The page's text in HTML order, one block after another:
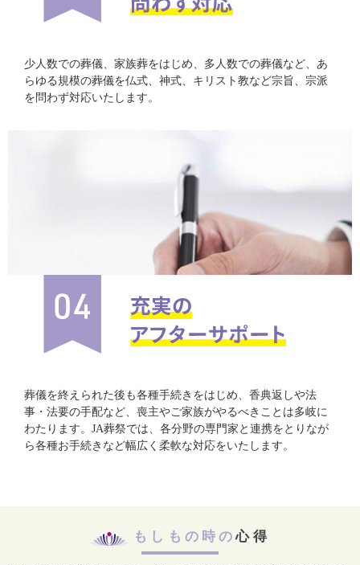
少人数での葬儀、家族葬をはじめ、多人数での葬儀など、あ
らゆる規模の葬儀を仏式、神式、キリスト教など宗旨、宗派
を問わず対応いたします。
葬儀を終えられた後も各種手続きをはじめ、香典返しや法
事・法要の手配など、喪主やご家族がやるべきことは多岐に
わたります。JA葬祭では、各分野の専門家と連携をとりなが
ら各種お手続きなど幅広く柔軟な対応をいたします。
もしもの時の心得